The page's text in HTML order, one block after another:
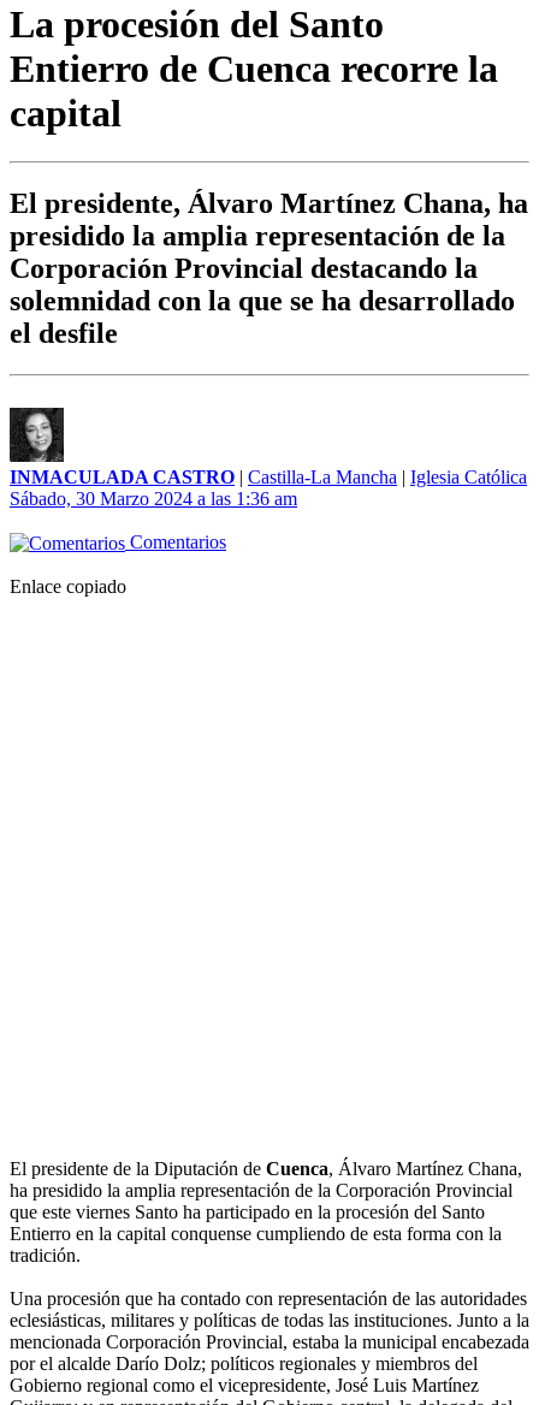
La procesión del Santo
Entierro de Cuenca recorre la
capital
El presidente, Álvaro Martínez Chana, ha
presidido la amplia representación de la
Corporación Provincial destacando la
solemnidad con la que se ha desarrollado
el desfile
INMACULADA CASTRO | Castilla-La Mancha | Iglesia Católica
Sábado, 30 Marzo 2024 a las 1:36 am
Comentarios
Enlace copiado
El presidente de la Diputación de Cuenca, Álvaro Martínez Chana,
ha presidido la amplia representación de la Corporación Provincial
que este viernes Santo ha participado en la procesión del Santo
Entierro en la capital conquense cumpliendo de esta forma con la
tradición.
Una procesión que ha contado con representación de las autoridades
eclesiásticas, militares y políticas de todas las instituciones. Junto a la
mencionada Corporación Provincial, estaba la municipal encabezada
por el alcalde Darío Dolz; políticos regionales y miembros del
Gobierno regional como el vicepresidente, José Luis Martínez